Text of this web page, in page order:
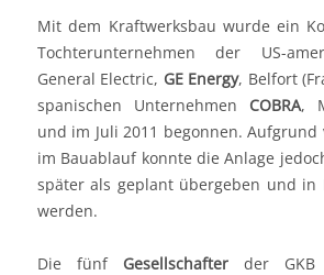
Mit dem Kraftwerksbau wurde ein
Tochterunternehmen der US-
General Electric, GE Energy, Belfort
spanischen Unternehmen COBRA,
und im Juli 2011 begonnen. Aufgrund
im Bauablauf konnte die Anlage
später als geplant übergeben und in
werden.
Die fünf Gesellschafter der